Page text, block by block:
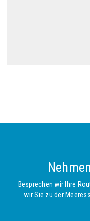
Besprechen wir Ihre
wir Sie zu der